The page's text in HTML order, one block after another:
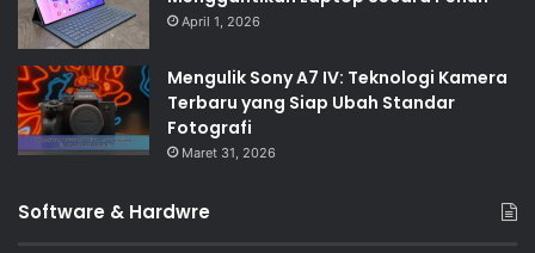
April 1, 2026
Mengulik Sony A7 IV: Teknologi Kamera
Terbaru yang Siap Ubah Standar
Fotografi
Maret 31, 2026
Software & Hardwre